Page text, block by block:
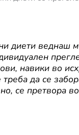
диети веднаш
навики во
да се
се претвора